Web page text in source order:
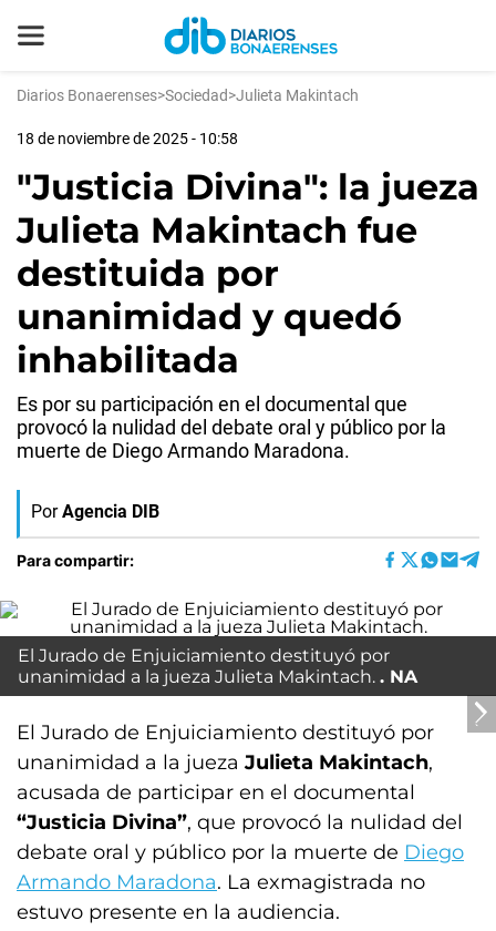
Diarios Bonaerenses>Sociedad>Julieta Makintach
18 de noviembre de 2025 - 10:58
"Justicia Divina": la jueza
Julieta Makintach fue
destituida por
unanimidad y quedó
inhabilitada
Es por su participación en el documental que
provocó la nulidad del debate oral y público por la
muerte de Diego Armando Maradona.
Por Agencia DIB
Para compartir:
El Jurado de Enjuiciamiento destituyó por
unanimidad a la jueza Julieta Makintach.
NA
El Jurado de Enjuiciamiento destituyó por
unanimidad a la jueza Julieta Makintach,
acusada de participar en el documental
“Justicia Divina”, que provocó la nulidad del
debate oral y público por la muerte de Diego
Armando Maradona. La exmagistrada no
estuvo presente en la audiencia.